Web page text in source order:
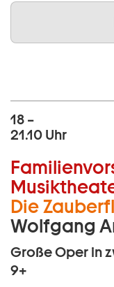
18 –
21.10 Uhr
Die
Wolfgang
Große Oper in
9+